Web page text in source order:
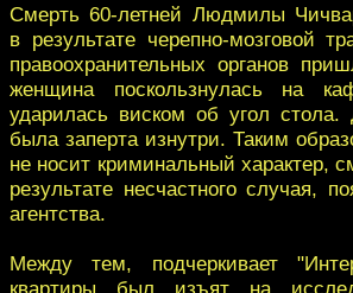
Смерть 60-летней Людмилы
в результате черепно-мозговой
правоохранительных органов
женщина поскользнулась на
ударилась виском об угол стола.
была заперта изнутри. Таким
не носит криминальный характер,
результате несчастного случая,
агентства.
Между тем, подчеркивает
квартиры был изъят на